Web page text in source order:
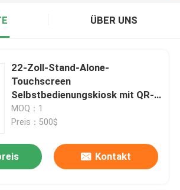
ÜBER UNS
22-Zoll-Stand-Alone-
Touchscreen
Selbstbedienungskiosk mit QR-
Code-Scanner
MOQ：1
Preis：500$
Kontakt